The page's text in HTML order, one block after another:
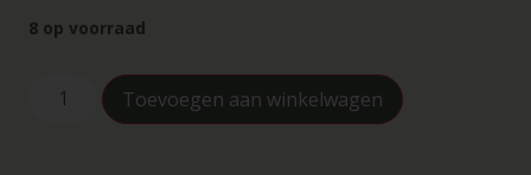
8 op voorraad
Toevoegen aan winkelwagen